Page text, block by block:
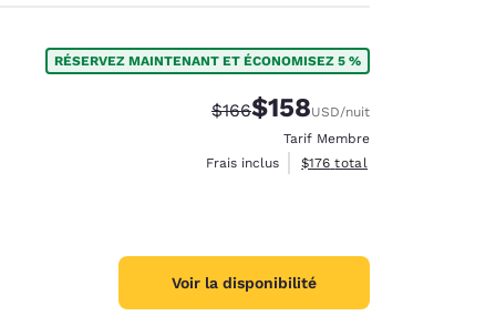
RÉSERVEZ MAINTENANT ET ÉCONOMISEZ 5 %
Tarif barré :
$166Tarif réduit :
$158USD/nuit
Tarif Membre
Frais inclus
Afficher les détails du total
$176 total
Voir la disponibilité